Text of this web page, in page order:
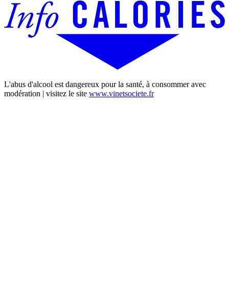
L'abus d'alcool est dangereux pour la santé, à consommer avec
modération | visitez le site www.vinetsociete.fr